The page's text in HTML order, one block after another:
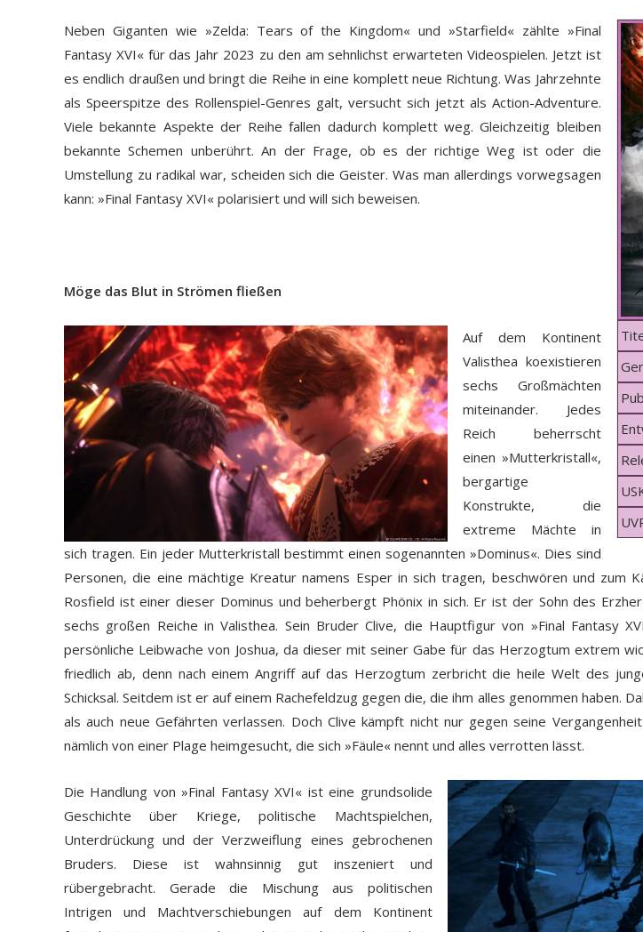
Neben Giganten wie »Zelda: Tears of the Kingdom« und »Starfield« zählte »Final
Fantasy XVI« für das Jahr 2023 zu den am sehnlichst erwarteten Videospielen. Jetzt ist
es endlich draußen und bringt die Reihe in eine komplett neue Richtung. Was Jahrzehnte
als Speerspitze des Rollenspiel-Genres galt, versucht sich jetzt als Action-Adventure.
Viele bekannte Aspekte der Reihe fallen dadurch komplett weg. Gleichzeitig bleiben
bekannte Schemen unberührt. An der Frage, ob es der richtige Weg ist oder die
Umstellung zu radikal war, scheiden sich die Geister. Was man allerdings vorwegsagen
kann: »Final Fantasy XVI« polarisiert und will sich beweisen.
Möge das Blut in Strömen fließen
Auf dem Kontinent
Valisthea koexistieren
sechs Großmächten
miteinander. Jedes
Reich beherrscht
einen »Mutterkristall«,
bergartige
Konstrukte, die
extreme Mächte in
sich tragen. Ein jeder Mutterkristall bestimmt einen sogenannten »Dominus«. Dies sind
Personen, die eine mächtige Kreatur namens Esper in sich tragen, beschwören und zum
Rosfield ist einer dieser Dominus und beherbergt Phönix in sich. Er ist der Sohn des
sechs großen Reiche in Valisthea. Sein Bruder Clive, die Hauptfigur von »Final Fantasy
persönliche Leibwache von Joshua, da dieser mit seiner Gabe für das Herzogtum extrem
friedlich ab, denn nach einem Angriff auf das Herzogtum zerbricht die heile Welt des
Schicksal. Seitdem ist er auf einem Rachefeldzug gegen die, die ihm alles genommen haben.
als auch neue Gefährten verlassen. Doch Clive kämpft nicht nur gegen seine
nämlich von einer Plage heimgesucht, die sich »Fäule« nennt und alles verrotten lässt.
Die Handlung von »Final Fantasy XVI« ist eine grundsolide
Geschichte über Kriege, politische Machtspielchen,
Unterdrückung und der Verzweiflung eines gebrochenen
Bruders. Diese ist wahnsinnig gut inszeniert und
rübergebracht. Gerade die Mischung aus politischen
Intrigen und Machtverschiebungen auf dem Kontinent